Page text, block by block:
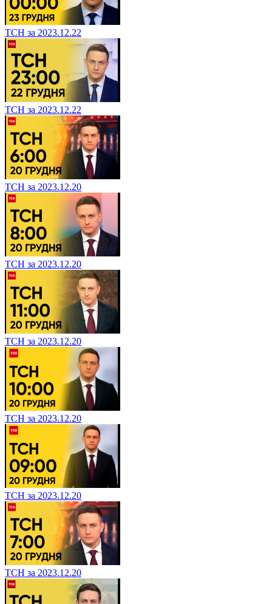
ТСН за 2023.12.22
ТСН за 2023.12.22
ТСН за 2023.12.20
ТСН за 2023.12.20
ТСН за 2023.12.20
ТСН за 2023.12.20
ТСН за 2023.12.20
ТСН за 2023.12.20